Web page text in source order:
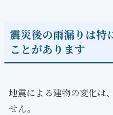
震災後の雨漏りは特
ことがあります
地震による建物の変化は
せん。